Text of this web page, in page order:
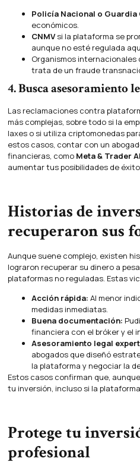
Policía Nacional o Guardia
económicos.
CNMVsi la plataforma se
aunque no esté regulada
Organismos internacionales
trata de un fraude
4. Busca asesoramiento
Las reclamaciones contra
más complejas, sobre todo si la
laxes o si utiliza criptomonedas
estos casos, contar con un
financieras, como Meta & Trader
aumentar tus posibilidades de
Historias de
recuperaron sus
Aunque suene complejo, existen
lograron recuperar su dinero a
plataformas no reguladas. Estas
Acción rápida: Al menor
medidas inmediatas.
Buena documentación:
financiera con el bróker y el
Asesoramiento legal
abogados que diseñó
la plataforma y negociar la
Estos casos confirman que,
tu inversión, incluso si la
Protege tu
profesional